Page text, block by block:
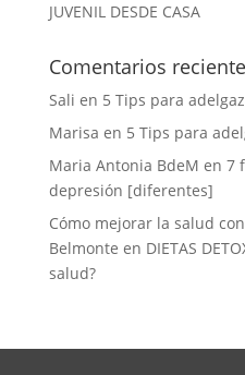
JUVENIL DESDE CASA
Comentarios
Sali en 5 Tips para
Marisa en 5 Tips para
Maria Antonia BdeM en 7
depresión [diferentes]
Cómo mejorar la salud
Belmonte en DIETAS
salud?